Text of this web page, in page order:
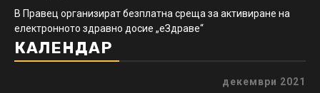
В Правец организират безплатна среща за активиране на
електронното здравно досие „еЗдраве“
КАЛЕНДАР
декември 2021